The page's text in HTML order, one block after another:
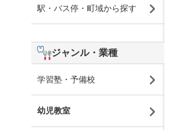
駅・バス停・町域から探す
ジャンル・業種
学習塾・予備校
幼児教室